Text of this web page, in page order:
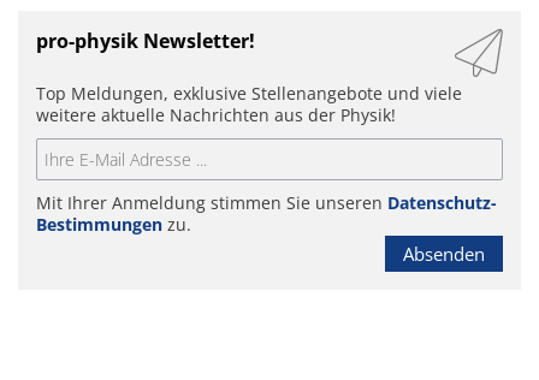
pro-physik Newsletter!
Top Meldungen, exklusive Stellenangebote und viele
weitere aktuelle Nachrichten aus der Physik!
Mit Ihrer Anmeldung stimmen Sie unseren Datenschutz-
Bestimmungen zu.
Absenden